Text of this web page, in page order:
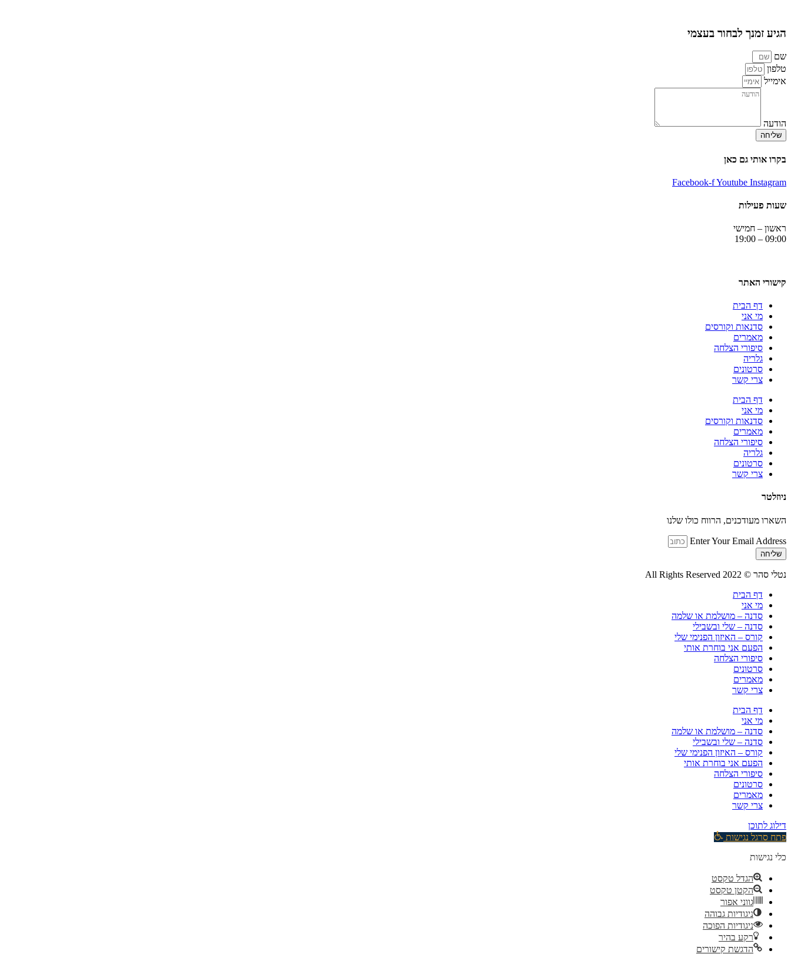
הגיע זמנך לבחור בעצמי
שם
טלפון
אימייל
הודעה
שליחה
בקרו אותי גם כאן
Facebook-fYoutube Instagram
שעות פעילות
ראשון – חמישי
09:00 – 19:00
קישורי האתר
דף הבית
מי אני
סדנאות וקורסים
מאמרים
סיפורי הצלחה
גלריה
סרטונים
צרי קשר
דף הבית
מי אני
סדנאות וקורסים
מאמרים
סיפורי הצלחה
גלריה
סרטונים
צרי קשר
ניוזלטר
השארו מעודכנים, הרווח כולו שלנו
Enter Your Email Address
שליחה
נטלי סהר © All Rights Reserved 2022
דף הבית
מי אני
סדנה – מושלמת או שלמה
סדנה – שלי ובשבילי
קורס – האיזון הפנימי שלי
הפעם אני בוחרת אותי
סיפורי הצלחה
סרטונים
מאמרים
צרי קשר
דף הבית
מי אני
סדנה – מושלמת או שלמה
סדנה – שלי ובשבילי
קורס – האיזון הפנימי שלי
הפעם אני בוחרת אותי
סיפורי הצלחה
סרטונים
מאמרים
צרי קשר
דילוג לתוכן
פתח סרגל נגישות
כלי נגישות
הגדל טקסט
הקטן טקסט
גווני אפור
ניגודיות גבוהה
ניגודיות הפוכה
רקע בהיר
הדגשת קישורים